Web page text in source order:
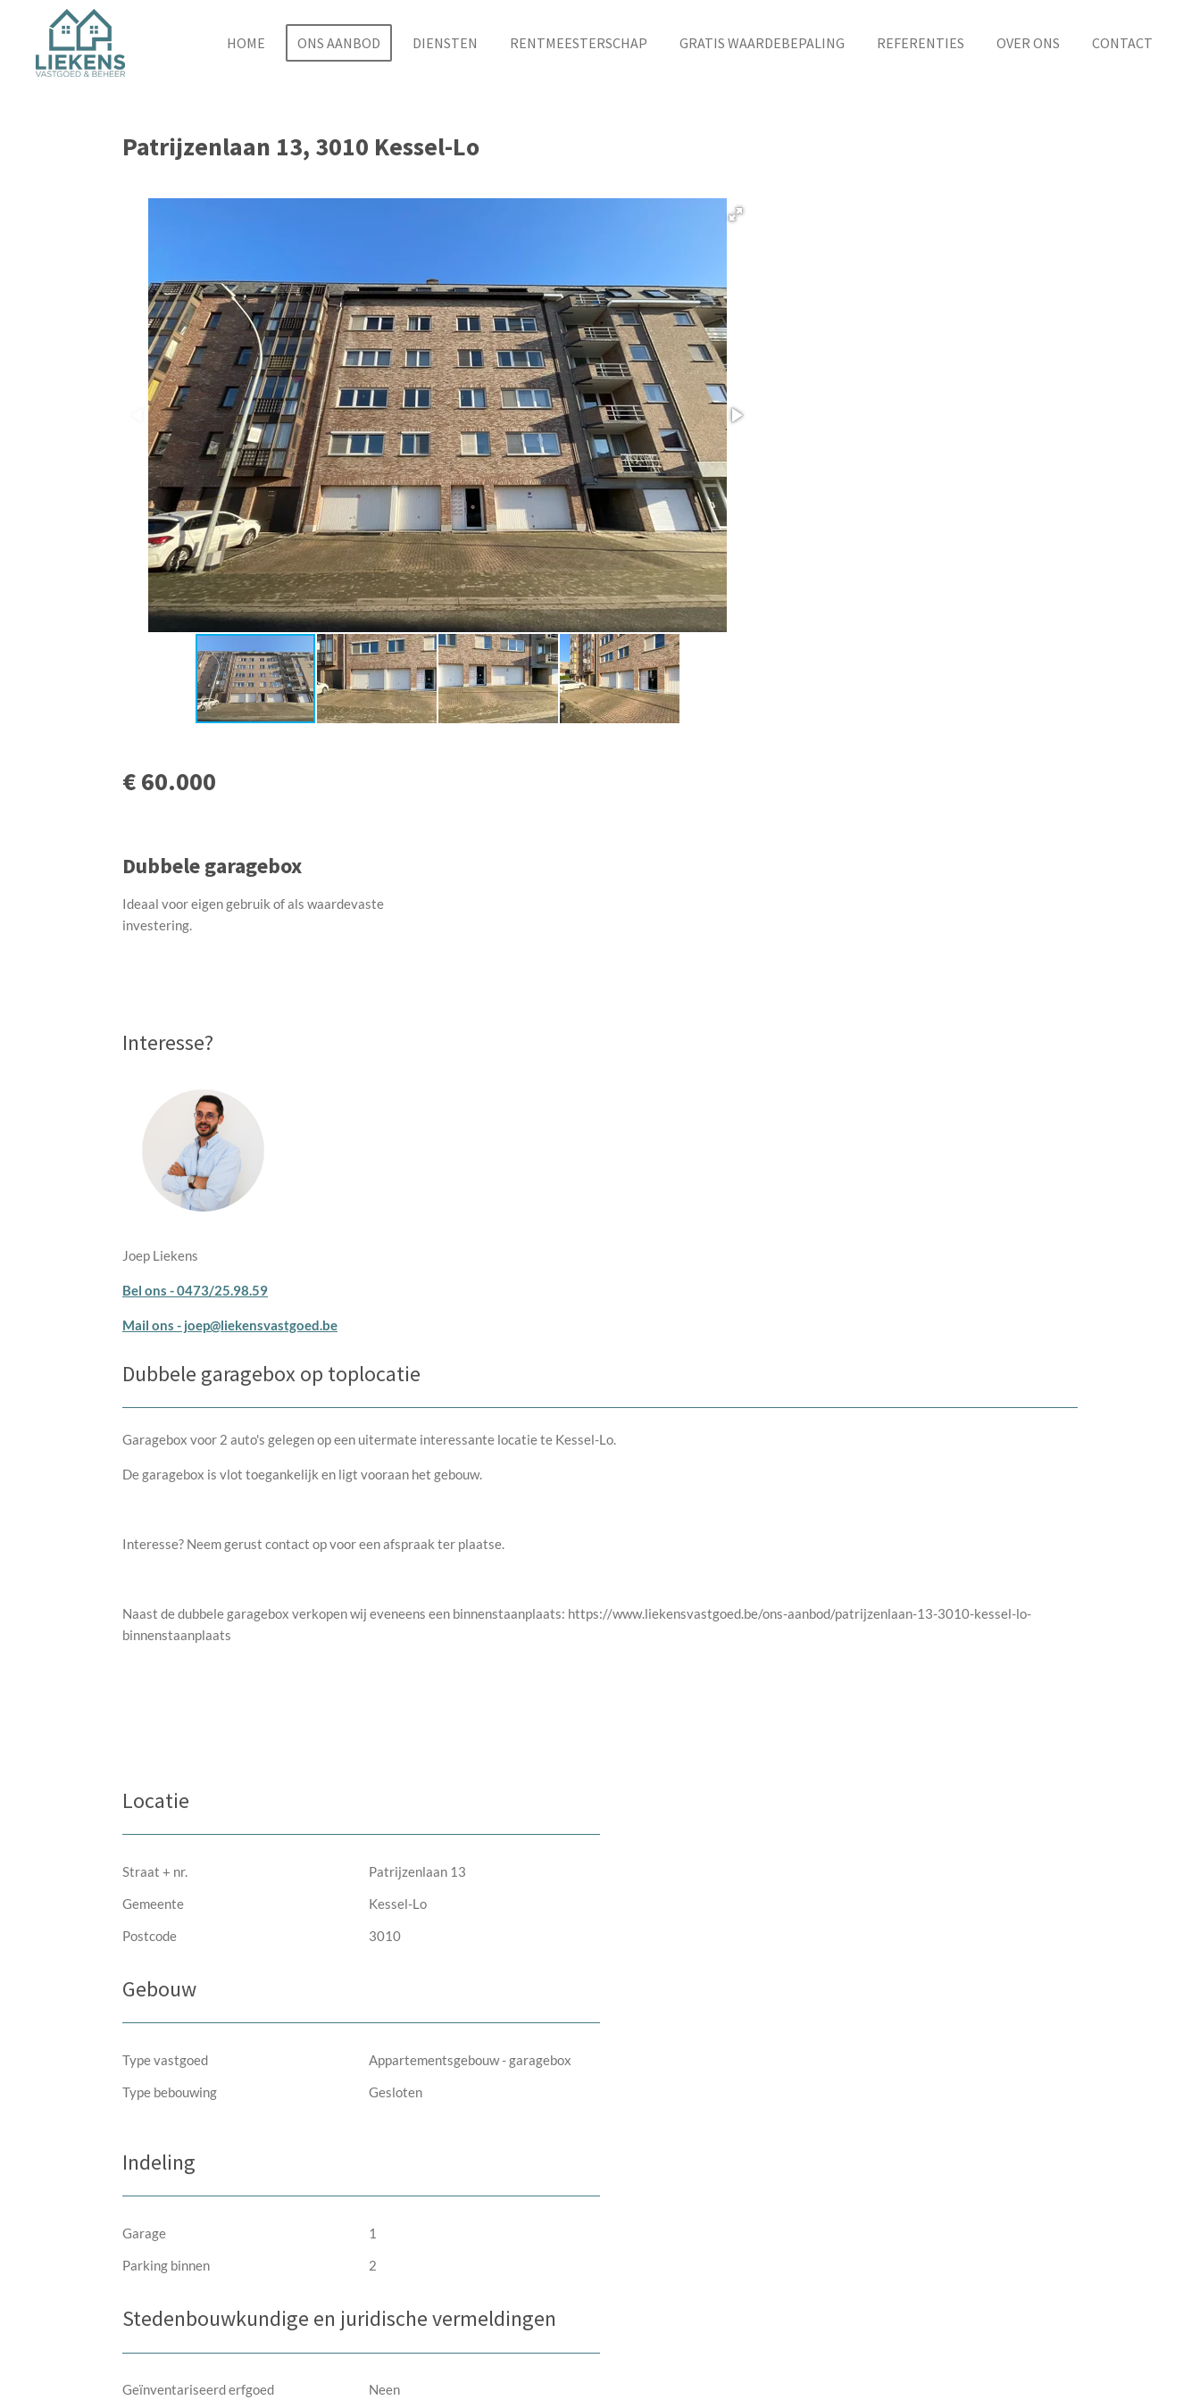
HOME ONS AANBOD DIENSTEN RENTMEESTERSCHAP GRATIS WAARDEBEPALING REFERENTIES OVER ONS CONTACT
Patrijzenlaan 13, 3010 Kessel-Lo
€ 60.000
Dubbele garagebox
Ideaal voor eigen gebruik ofals waardevaste
investering.
Interesse?
Joep Liekens
Bel ons - 0473/25.98.59
Mail ons - joep@liekensvastgoed.be
Dubbele garagebox op toplocatie
Garagebox voor 2 auto's gelegen op een uitermate interessante locatie te Kessel-Lo.
De garagebox is vlot toegankelijk en ligt vooraan het gebouw.
Interesse? Neem gerust contact op voor een afspraak ter plaatse.
Naast de dubbele garagebox verkopen wij eveneens een binnenstaanplaats: https://www.liekensvastgoed.be/ons-aanbod/patrijzenlaan-13-3010-kessel-lo-
binnenstaanplaats
Locatie
Straat + nr.
Patrijzenlaan 13
Gemeente
Kessel-Lo
Postcode
3010
Gebouw
Type vastgoed
Appartementsgebouw - garagebox
Type bebouwing
Gesloten
Indeling
Garage
1
Parking binnen
2
Stedenbouwkundige en juridische vermeldingen
Geïnventariseerd erfgoed
Neen